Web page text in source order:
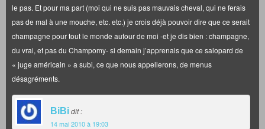
le pas. Et pour ma part (moi qui ne suis pas mauvais cheval, qui ne ferais
pas de mal à une mouche, etc. etc.) je crois déjà pouvoir dire que ce serait
champagne pour tout le monde autour de moi -et je dis bien : champagne,
du vrai, et pas du Champomy- si demain j’apprenais que ce salopard de
« juge américain » a subi, ce que nous appellerons, de menus
désagréments.
BiBidit :
14 mai 2010 à 19:03